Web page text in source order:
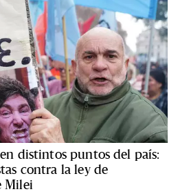
distintos puntos del país:
contra la ley de
Milei